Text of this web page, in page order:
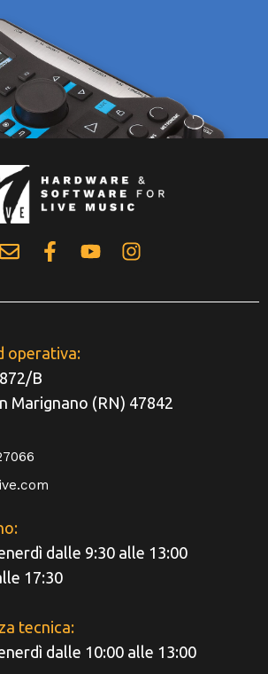
operativa:
B
Marignano (RN) 47842
dalle 9:30 alle 13:00
17:30
tecnica:
dalle 10:00 alle 13:00